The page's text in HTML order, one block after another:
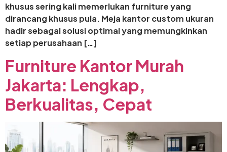
khusus sering kali memerlukan furniture yang
dirancang khusus pula. Meja kantor custom ukuran
hadir sebagai solusi optimal yang memungkinkan
setiap perusahaan […]
Furniture Kantor Murah
Jakarta: Lengkap,
Berkualitas, Cepat